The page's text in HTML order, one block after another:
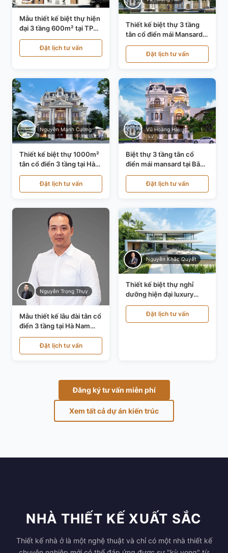
Mẫu thiết kế biệt thự hiện
đại 3 tầng 600m² tại TP
Hồ Chí Minh KT24602
Đặt lịch tư vấn
Thiết kế biệt thự 3 tầng
tân cổ điển mái Mansard
tại Thanh Hóa KT23104
Đặt lịch tư vấn
Nguyễn Mạnh Cường
Thiết kế biệt thự 1000m²
tân cổ điển 3 tầng tại Hà
Nội KT21010
Đặt lịch tư vấn
Vũ Hoàng Hải
Biệt thự 3 tầng tân cổ
điển mái mansard tại Bắc
Ninh KT21198
Đặt lịch tư vấn
Nguyễn Trọng Thụy
Mẫu thiết kế lâu đài tân cổ
điển 3 tầng tại Hà Nam
KT24821
Đặt lịch tư vấn
Nguyễn Khắc Quyết
Thiết kế biệt thự nghỉ
dưỡng hiện đại luxury
700m² tại Đà Nẵng
KT24616Đặt lịch tư vấn
Đăng ký tư vấn miễn phí
Xem tất cả dự án kiến trúc
NHÀ THIẾT KẾ XUẤT SẮC
Thiết kế nhà ở là một nghệ thuật và chỉ có một nhà thiết kế